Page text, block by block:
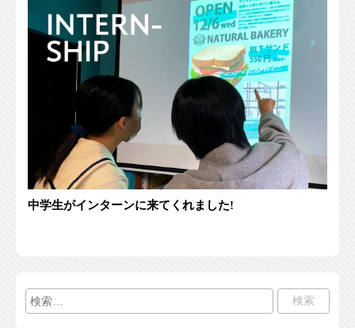
中学生がインターンに来てくれました!
検